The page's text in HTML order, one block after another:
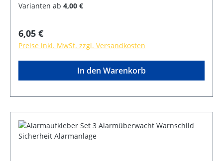
Varianten ab 4,00 €
Regulärer Preis:
6,05 €
Preise inkl. MwSt. zzgl. Versandkosten
In den Warenkorb